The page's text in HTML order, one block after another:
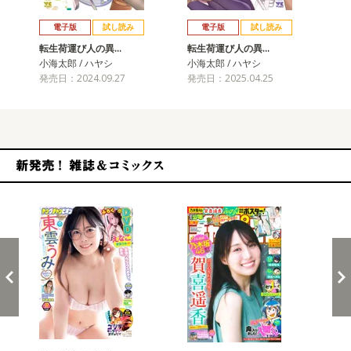
電子版 試し読み
転生荷運び人の異…
小海太郎 / ハヤシ
発売日：2024.09.27
電子版 試し読み
転生荷運び人の異…
小海太郎 / ハヤシ
発売日：2025.04.25